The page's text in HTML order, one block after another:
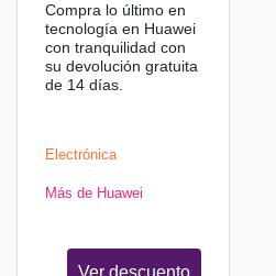
Compra lo último en
tecnología en Huawei
con tranquilidad con
su devolución gratuita
de 14 días.
Electrónica
Más de Huawei
Ver descuento